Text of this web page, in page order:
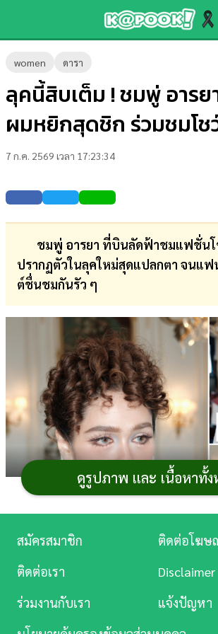
women ดารา
ลุคนี้สิบเต็ม ! ชมพู่ อาร
ผมหยิกสุดชิก ร่วมชมโช
7 ก.ค. 2569 เวลา 17:23:34
ชมพู่ อารยา ที่บินลัดฟ้าชมแฟชั่นโ
ปรากฏตัวในลุคใหม่สุดแปลกตา จนแ
ต์ชื่นชมกันรัว ๆ
ดูรูปภาพ และ เนื้อหาทั้ง
ข่าว-
ความ
รู้
บันเทิง
ตรวจ
หวย
ผล
บอล
สด
การ
ศึกษา
บันเทิง
ดู
Music
สมัครสมาชิก
ติดต่อโฆษ
ติดต่อเรา
Disclaimer
ร่วมงานกับเรา
แจ้งปัญหา